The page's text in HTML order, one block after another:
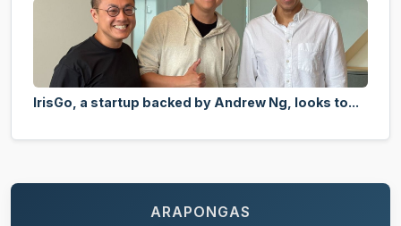
IrisGo, a startup backed by Andrew Ng, looks to...
ARAPONGAS